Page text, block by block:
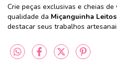
Crie peças exclusivas e cheias de
qualidade da Miçanguinha
destacar seus trabalhos